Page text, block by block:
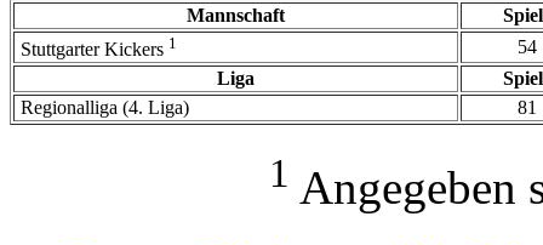
Mannschaft
Stuttgarter Kickers 1
54
Liga
Regionalliga (4. Liga)
81
1 Angegeben